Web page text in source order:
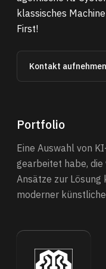
klassisches
First!
Kontakt aufnehmen
Portfolio
Eine Auswahl von
gearbeitet habe, die
Ansätze zur
moderner